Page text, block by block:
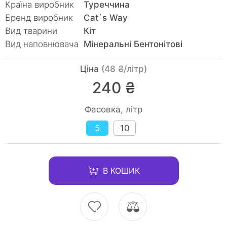
Країна виробник
Туреччина
Бренд виробник
Cat`s Way
Вид тварини
Кiт
Вид наповнювача Мінеральні Бентонітові
Ціна (48 ₴/літр)
240 ₴
Фасовка, літр
5
10
В КОШИК